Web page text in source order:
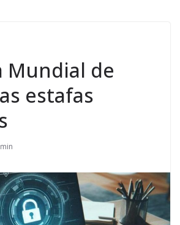
Mundial de
estafas